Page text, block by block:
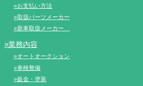
»お支払い方法
»取扱パーツメーカー
»新車取扱メーカー
»業務内容
»オートオークション
»車検整備
»鈑金・塗装